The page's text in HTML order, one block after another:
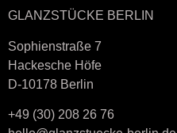
GLANZSTÜCKE BERLIN
Sophienstraße 7
Hackesche Höfe
D-10178 Berlin
+49 (30) 208 26 76